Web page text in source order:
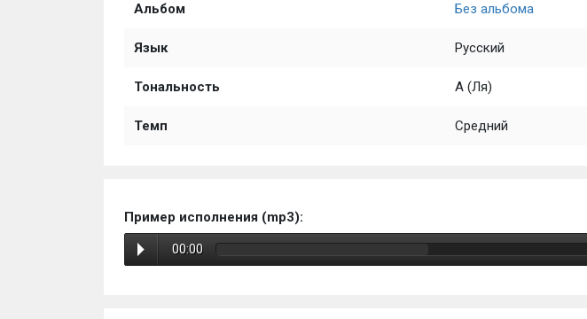
Альбом Без альбома
Язык Русский
Тональность A (Ля)
Темп Средний
Пример исполнения (mp3):
00:00